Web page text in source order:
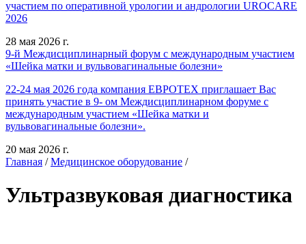
участием по оперативной урологии и андрологии UROCARE
2026
28 мая 2026 г.
9-й Междисциплинарный форум с международным участием
«Шейка матки и вульвовагинальные болезни»
22-24 мая 2026 года компания ЕВРОТЕХ приглашает Вас
принять участие в 9- ом Междисциплинарном форуме с
международным участием «Шейка матки и
вульвовагинальные болезни».
20 мая 2026 г.
Главная / Медицинское оборудование /
Ультразвуковая диагностика